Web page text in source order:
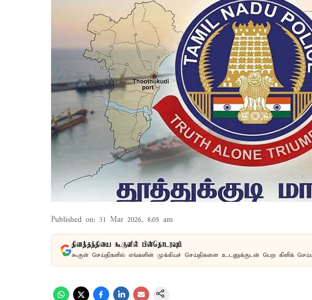
Published on: 31 Mar 2026, 8:05 am
தினத்தந்தியை கூகுளில் பின்தொடரவும்
கூகுள் செய்திகளில் எங்களின் முக்கியச் செய்திகளை உடனுக்குடன் பெற கிளிக்